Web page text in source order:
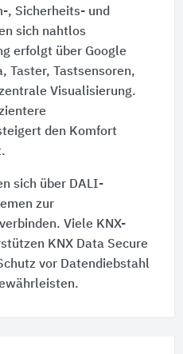
, Sicherheits- und
sich nahtlos
erfolgt über Google
Taster, Tastsensoren,
Visualisierung.
den Komfort
sich über DALI-
zur
Viele KNX-
KNX Data Secure
vor Datendiebstahl